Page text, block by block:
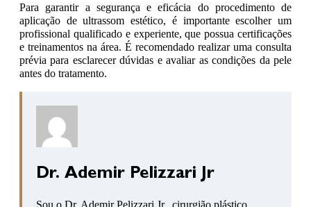
Para garantir a segurança e eficácia do procedimento de
aplicação de ultrassom estético, é importante escolher um
profissional qualificado e experiente, que possua certificações
e treinamentos na área. É recomendado realizar uma consulta
prévia para esclarecer dúvidas e avaliar as condições da pele
antes do tratamento.
Dr. Ademir Pelizzari Jr